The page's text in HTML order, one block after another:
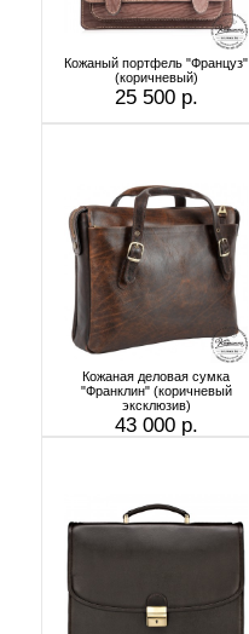
Кожаный портфель "Француз"
(коричневый)
25 500 р.
Кожаная деловая сумка
"Франклин" (коричневый
эксклюзив)
43 000 р.